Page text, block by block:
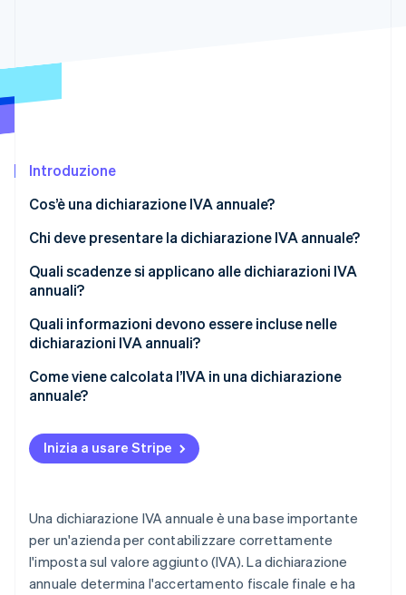
Atlas
Verifica online dell'identità
Stripe Sessions 2026
Scopri come Stripe sta costruendo l'infrastruttura
Introduzione
Cos’è una dichiarazione IVA annuale?
Chi deve presentare la dichiarazione IVA annuale?
Quali scadenze si applicano alle dichiarazioni IVA
annuali?
Quali informazioni devono essere incluse nelle
dichiarazioni IVA annuali?
Come viene calcolata l’IVA in una dichiarazione
annuale?
Determinazione delle vendite imponibili
Calcolo dell’IVA dovuta
Calcolo dell’importo del pagamento o del rimborso
Corrispettivo degli acconti
Inizia a usare Stripe
Una dichiarazione IVA annuale è una base importante
per un'azienda per contabilizzare correttamente
l'imposta sul valore aggiunto (IVA). La dichiarazione
annuale determina l'accertamento fiscale finale e ha